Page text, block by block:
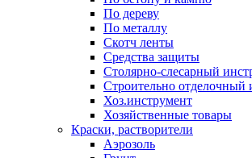
По дереву
По металлу
Скотч ленты
Средства защиты
Столярно-слесарный
Строительно отделочный
Хоз.инструмент
Хозяйственные товары
Краски, растворители
Аэрозоль